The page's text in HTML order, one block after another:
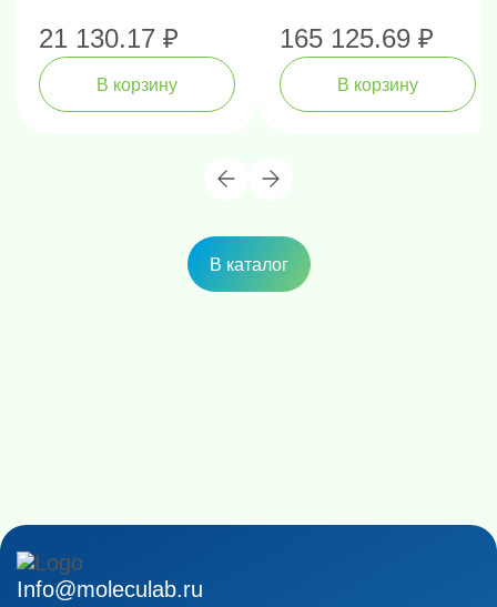
21 130.17 ₽
В корзину
165 125.69 ₽
В корзину
В каталог
Info@moleculab.ru